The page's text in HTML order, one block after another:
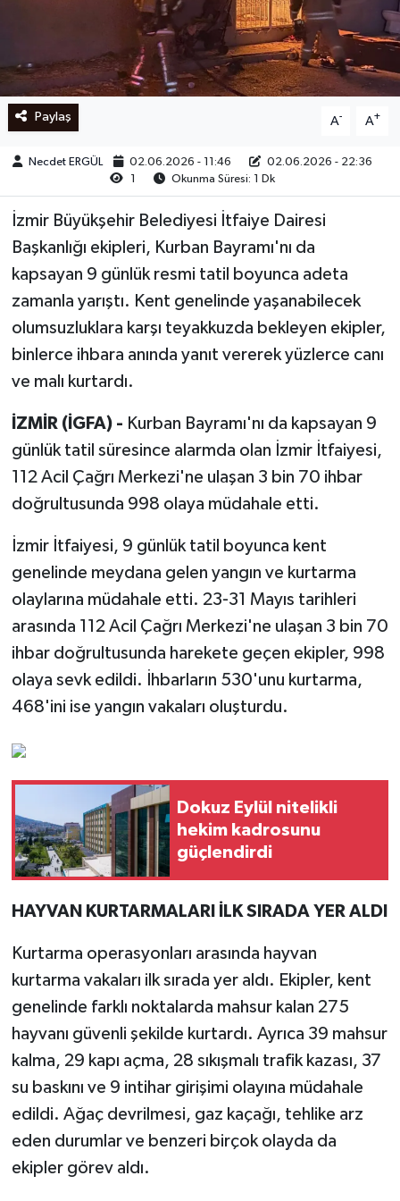
Paylaş A- A+
Necdet ERGÜL 02.06.2026 - 11:46
02.06.2026 - 22:36
1
Okunma Süresi: 1 Dk
İzmir Büyükşehir Belediyesi İtfaiye Dairesi
Başkanlığı ekipleri, Kurban Bayramı'nı da
kapsayan 9 günlük resmi tatil boyunca adeta
zamanla yarıştı. Kent genelinde yaşanabilecek
olumsuzluklara karşı teyakkuzda bekleyen ekipler,
binlerce ihbara anında yanıt vererek yüzlerce canı
ve malı kurtardı.
İZMİR (İGFA) - Kurban Bayramı'nı da kapsayan 9
günlük tatil süresince alarmda olan İzmir İtfaiyesi,
112 Acil Çağrı Merkezi'ne ulaşan 3 bin 70 ihbar
doğrultusunda 998 olaya müdahale etti.
İzmir İtfaiyesi, 9 günlük tatil boyunca kent
genelinde meydana gelen yangın ve kurtarma
olaylarına müdahale etti. 23-31 Mayıs tarihleri
arasında 112 Acil Çağrı Merkezi'ne ulaşan 3 bin 70
ihbar doğrultusunda harekete geçen ekipler, 998
olaya sevk edildi. İhbarların 530'unu kurtarma,
468'ini ise yangın vakaları oluşturdu.
Dokuz Eylül nitelikli
hekim kadrosunu
güçlendirdi
HAYVAN KURTARMALARI İLK SIRADA YER ALDI
Kurtarma operasyonları arasında hayvan
kurtarma vakaları ilk sırada yer aldı. Ekipler, kent
genelinde farklı noktalarda mahsur kalan 275
hayvanı güvenli şekilde kurtardı. Ayrıca 39 mahsur
kalma, 29 kapı açma, 28 sıkışmalı trafik kazası, 37
su baskını ve 9 intihar girişimi olayına müdahale
edildi. Ağaç devrilmesi, gaz kaçağı, tehlike arz
eden durumlar ve benzeri birçok olayda da
ekipler görev aldı.
İzmir
İletişim
Künye
Yerel